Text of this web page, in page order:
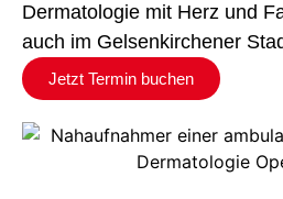
Dermatologie mit Herz und
auch im Gelsenkirchener
Jetzt Termin buchen